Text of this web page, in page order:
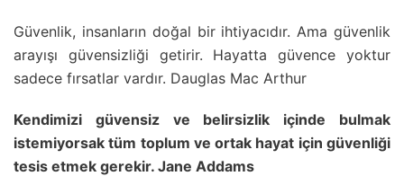
Güvenlik, insanların doğal bir ihtiyacıdır. Ama güvenlik
arayışı güvensizliği getirir. Hayatta güvence yoktur
sadece fırsatlar vardır. Dauglas Mac Arthur
Kendimizi güvensiz ve belirsizlik içinde bulmak
istemiyorsak tüm toplum ve ortak hayat için güvenliği
tesis etmek gerekir. Jane Addams